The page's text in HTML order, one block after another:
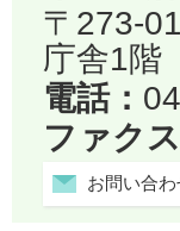
〒273-
庁舎1階
電話：
ファクス
お問い合